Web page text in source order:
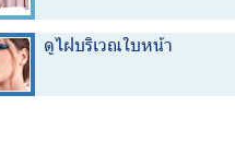
ดูไฝบริเวณใบหน้า